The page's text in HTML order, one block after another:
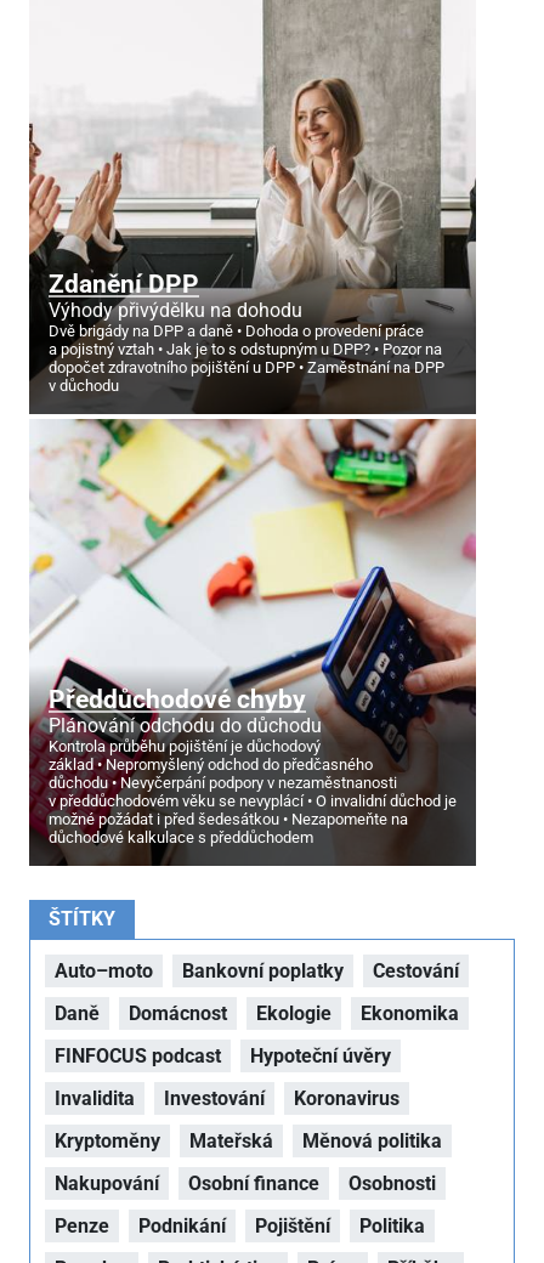
Zdanění DPP
Výhody přivýdělku na dohodu
Dvě brigády na DPP a daně
Dohoda o provedení práce
a pojistný vztah
Jak je to s odstupným u DPP?
Pozor na
dopočet zdravotního pojištění u DPP
Zaměstnání na DPP
v důchodu
Předdůchodové chyby
Plánování odchodu do důchodu
Kontrola průběhu pojištění je důchodový
základ
Nepromyšlený odchod do předčasného
důchodu
Nevyčerpání podpory v nezaměstnanosti
v předdůchodovém věku se nevyplácí
O invalidní důchod je
možné požádat i před šedesátkou
Nezapomeňte na
důchodové kalkulace s předdůchodem
ŠTÍTKY
Auto–moto Bankovní poplatky
Cestování
Daně
Domácnost Ekologie
Ekonomika
FINFOCUS podcast
Hypoteční úvěry
Invalidita
Investování
Koronavirus
Kryptoměny
Mateřská
Měnová politika
Nakupování
Osobní finance
Osobnosti
Penze
Podnikání Pojištění
Politika